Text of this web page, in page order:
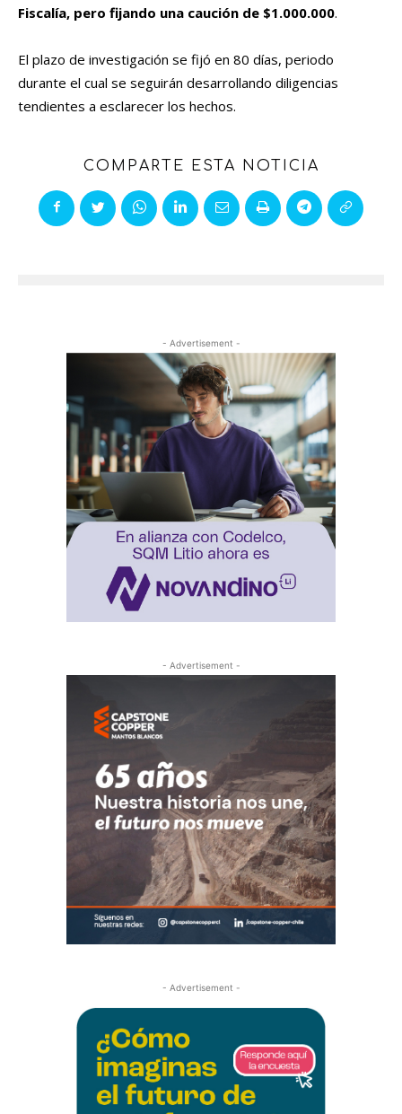
Fiscalía, pero fijando una caución de $1.000.000.
El plazo de investigación se fijó en 80 días, periodo
durante el cual se seguirán desarrollando diligencias
tendientes a esclarecer los hechos.
COMPARTE ESTA NOTICIA
- Advertisement -
- Advertisement -
- Advertisement -